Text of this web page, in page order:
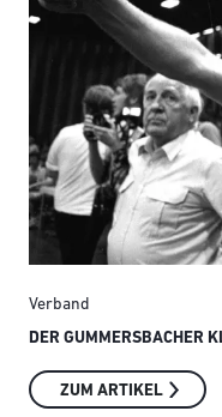
Verband
DER GUMMERSBACHER
ZUM ARTIKEL